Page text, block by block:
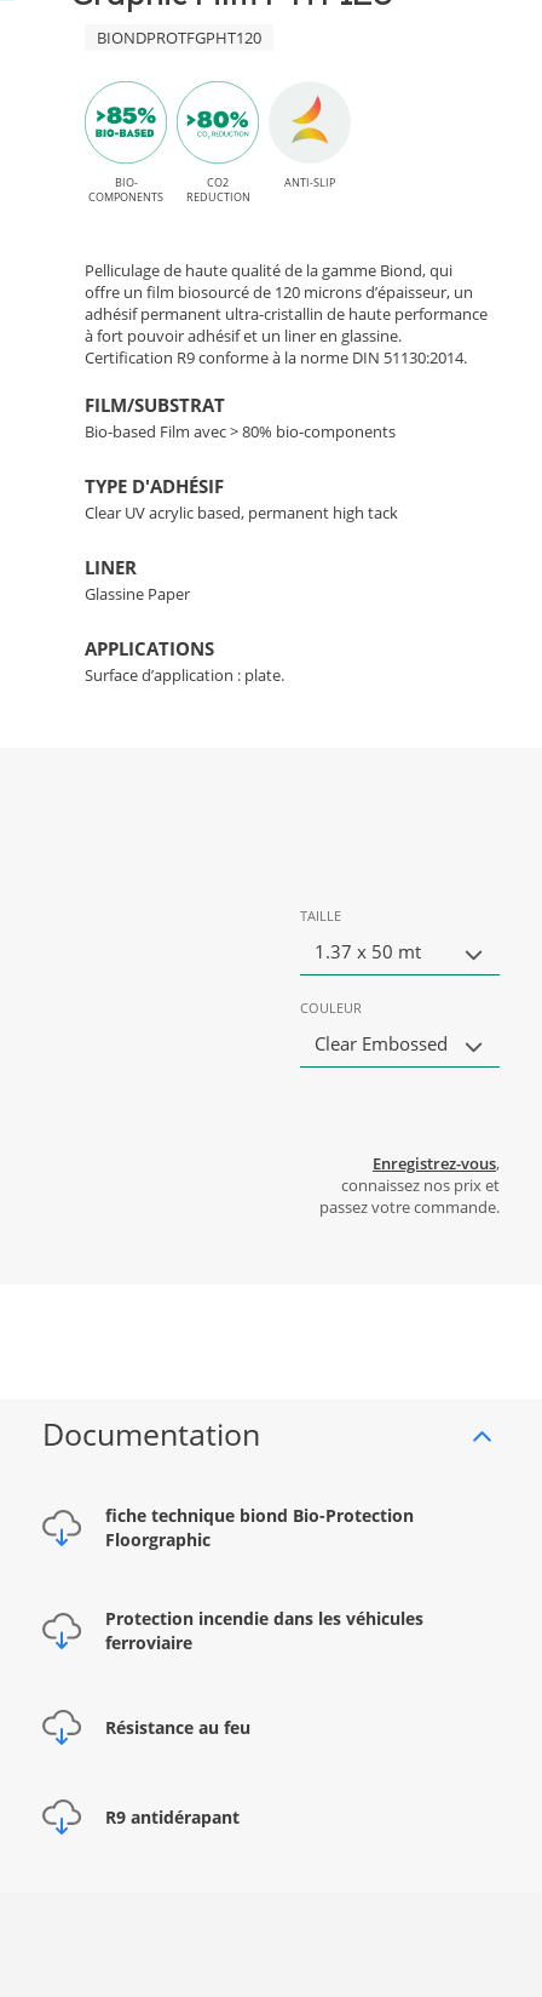
BIONDPROTFGPHT120
BIO-
COMPONENTS
CO2
REDUCTION
ANTI-SLIP
Pelliculage de haute qualité de la gamme Biond, qui
offre un film biosourcé de 120 microns d’épaisseur, un
adhésif permanent ultra-cristallin de haute performance
à fort pouvoir adhésif et un liner en glassine.
Certification R9 conforme à la norme DIN 51130:2014.
FILM/SUBSTRAT
Bio-based Film avec > 80% bio-components
TYPE D'ADHÉSIF
Clear UV acrylic based, permanent high tack
LINER
Glassine Paper
APPLICATIONS
Surface d’application : plate.
TAILLE
1.37 x 50 mt
COULEUR
Clear Embossed
Enregistrez-vous,
connaissez nos prix et
passez votre commande.
Documentation
fiche technique biond Bio-Protection
Floorgraphic
Protection incendie dans les véhicules
ferroviaire
Résistance au feu
R9 antidérapant
Based
pour
Lamination
permanent
applications
intérieures